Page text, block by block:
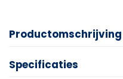
Productomschrijving
Specificaties